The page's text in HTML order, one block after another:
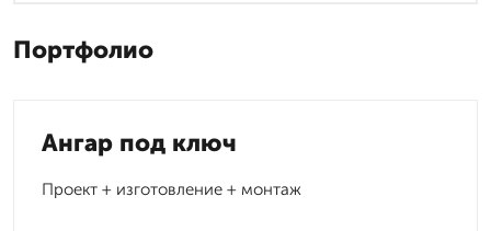
Портфолио
Ангар под ключ
Проект + изготовление + монтаж